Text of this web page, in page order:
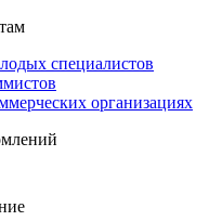
специалистов
организациях